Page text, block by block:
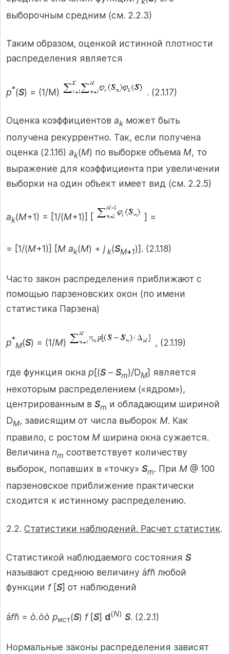
выборочным средним (см. 2.2.3)
Таким образом, оценкой истинной плотности
распределения является
p*(S) = (1/M) . (2.1.17)
Оценка коэффициентов ak может быть
получена рекуррентно. Так, если получена
оценка (2.1.16) ak(M) по выборке объема M, то
выражение для коэффициента при увеличении
выборки на один объект имеет вид (см. 2.2.5)
ak(M+1) = [1/(M+1)] [ ] =
= [1/(M+1)] [M ak(M) + j k(SM+1)]. (2.1.18)
Часто закон распределения приближают с
помощью парзеновских окон (по имени
статистика Парзена)
p*
M(S) = (1/M) , (2.1.19)
где функция окна p[(S– Sm)/DM] является
некоторым распределением («ядром»),
центрированным в Sm и обладающим шириной
DM, зависящим от числа выборок M. Как
правило, с ростом M ширина окна сужается.
Величина nm соответствует количеству
выборок, попавших в «точку» Sm. При M @ 100
парзеновское приближение практически
сходится к истинному распределению.
2.2. Статистики наблюдений. Расчет статистик.
Статистикой наблюдаемого состояния S
называют среднюю величину áfñ любой
функции f[S] от наблюдений
áfñ = ò.òò pист(S) f[S] d(N) S. (2.2.1)
Нормальные законы распределения зависят